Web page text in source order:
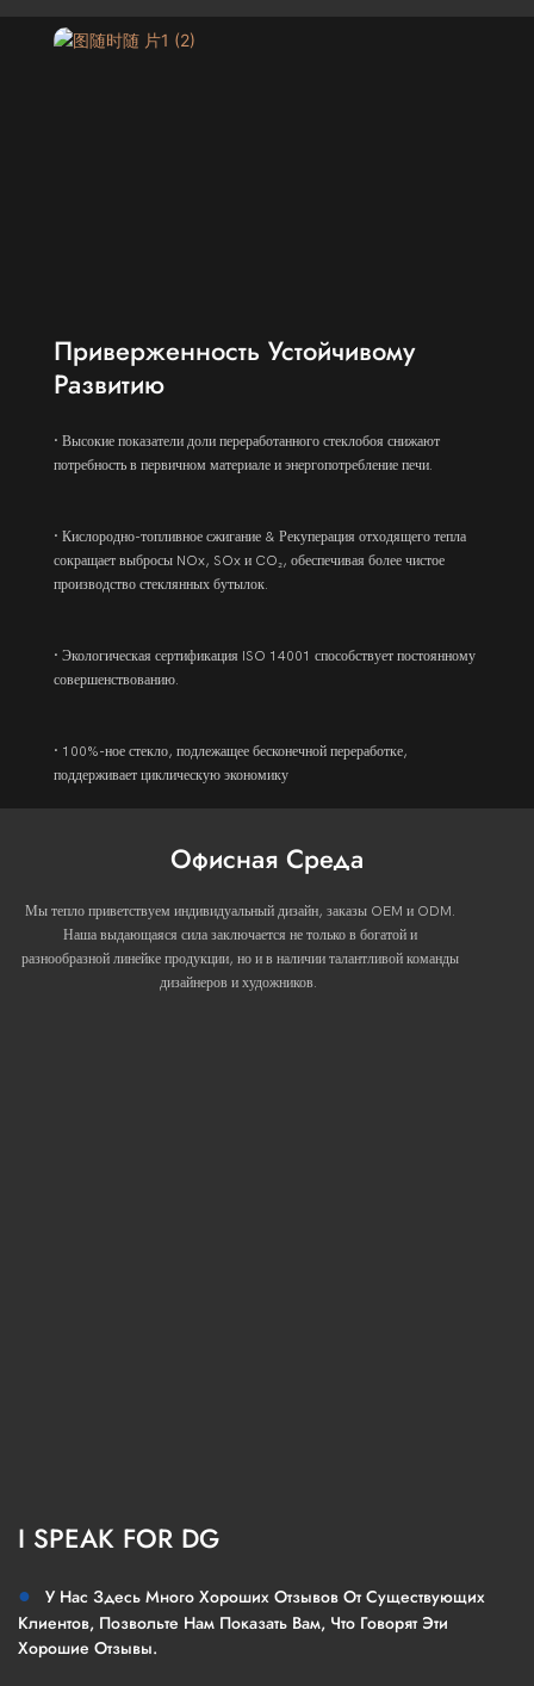
Приверженность Устойчивому
Развитию
· Высокие показатели доли переработанного стеклобоя снижают
потребность в первичном материале и энергопотребление печи.
· Кислородно-топливное сжигание & Рекуперация отходящего тепла
сокращает выбросы NOx, SOx и CO₂, обеспечивая более чистое
производство стеклянных бутылок.
· Экологическая сертификация ISO 14001 способствует постоянному
совершенствованию.
· 100%-ное стекло, подлежащее бесконечной переработке,
поддерживает циклическую экономику
Офисная Среда
Мы тепло приветствуем индивидуальный дизайн, заказы OEM и ODM.
Наша выдающаяся сила заключается не только в богатой и
разнообразной линейке продукции, но и в наличии талантливой команды
дизайнеров и художников.
I SPEAK FOR DG
●
У Нас Здесь Много Хороших Отзывов От Существующих
Клиентов, Позвольте Нам Показать Вам, Что Говорят Эти
Хорошие Отзывы.